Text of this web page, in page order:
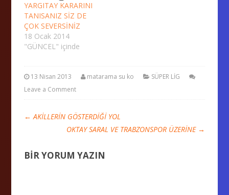
YARGITAY KARARINI
TANISANIZ SİZ DE
ÇOK SEVERSİNİZ
18 Ocak 2014
"GÜNCEL" içinde
13 Nisan 2013 matarama su ko
SÜPER LİG
Leave a Comment
← AKİLLERİN GÖSTERDİĞİ YOL
OKTAY SARAL VE TRABZONSPOR ÜZERİNE →
BIR YORUM YAZIN